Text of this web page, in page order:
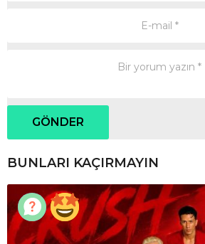
BUNLARI KAÇIRMAYIN